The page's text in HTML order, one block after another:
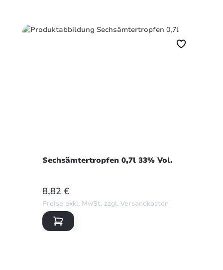
Sechsämtertropfen 0,7l 33% Vol.
REGULÄRER PREIS:
8,82 €
Preise exkl. MwSt. zzgl. Versandkosten